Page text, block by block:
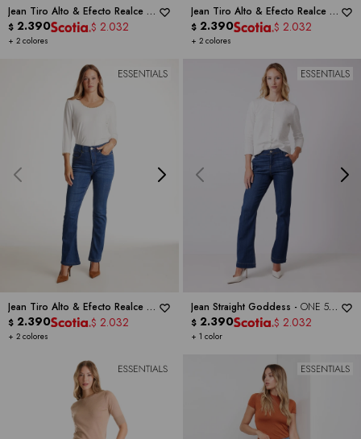
Jean Tiro Alto & Efecto Realce -
ONE 5 ONE
+ 2 colores
$ 2.390 $ 2.032
Jean Tiro Alto & Efecto Realce -
ONE 5 ONE
+ 2 colores
$ 2.390 $ 2.032
Jean Tiro Alto & Efecto Realce -
ONE 5 ONE
+ 2 colores
$ 2.390 $ 2.032
Jean Straight Goddess - ONE 5
ONE
+ 1 color
$ 2.390 $ 2.032